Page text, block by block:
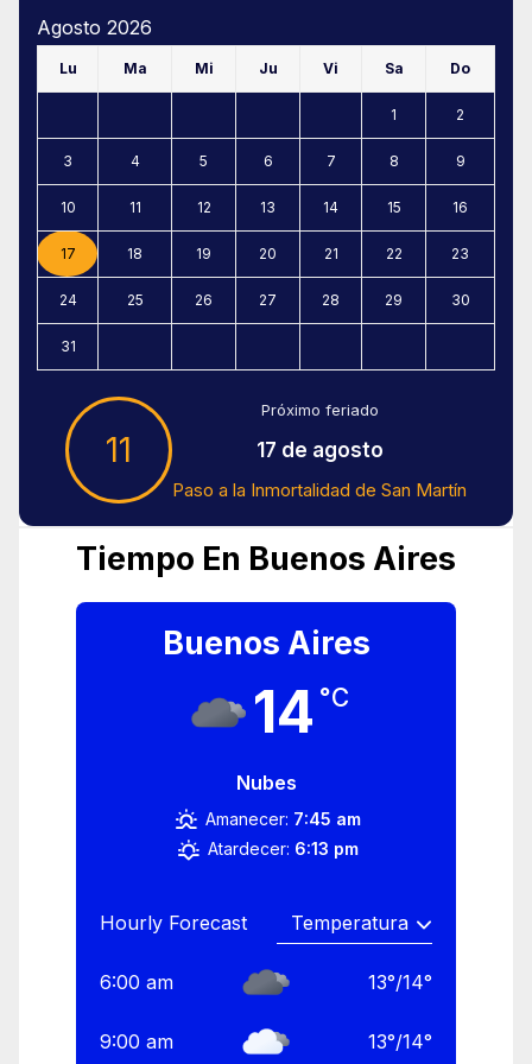
Agosto 2026
Lu Ma Mi Ju Vi Sa Do
1 2
3 4 5 6 7 8 9
10 11 12 13 14 15 16
17 18 19 20 21 22 23
24 25 26 27 28 29 30
31
11
Próximo feriado
17 de agosto
Paso a la Inmortalidad de San Martín
Tiempo En Buenos Aires
Buenos Aires
14 °C
Nubes
Amanecer: 7:45 am
Atardecer: 6:13 pm
Hourly Forecast
6:00 am 13°/14°
9:00 am 13°/14°